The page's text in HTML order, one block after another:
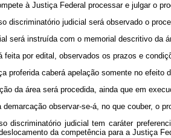
à Justiça Federal processar e julgar o
discriminatório judicial será observado o
será instruída com o memorial descritivo da
feita por edital, observados os prazos e
proferida caberá apelação somente no efeito
da área será procedida, ainda que em
demarcação observar-se-á, no que couber, o
discriminatório judicial tem caráter
da competência para a Justiça